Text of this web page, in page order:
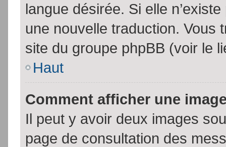
langue désirée. Si elle
une nouvelle traduction. Vous
site du groupe phpBB (voir le
Haut
Comment afficher une
Il peut y avoir deux images
page de consultation des